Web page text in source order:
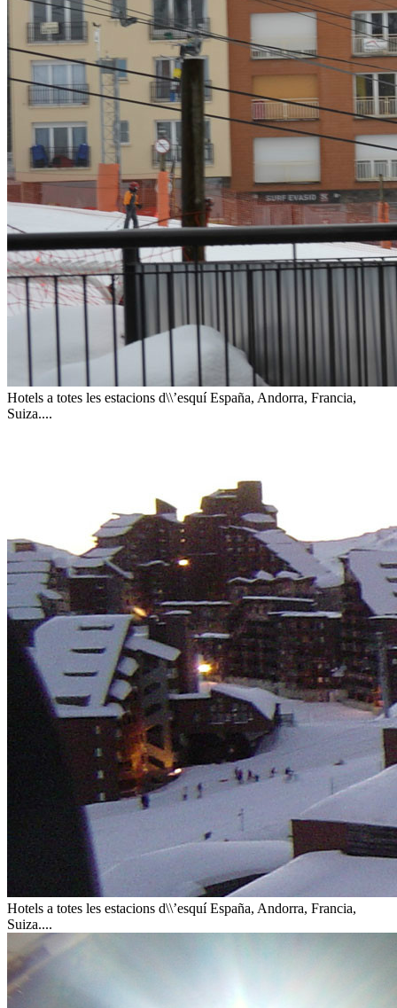
Hotels a totes les estacions d\\’esquí España, Andorra, Francia,
Suiza....
Hotels a totes les estacions d\\’esquí España, Andorra, Francia,
Suiza....